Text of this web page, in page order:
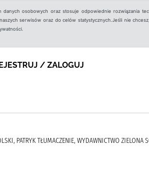
osobowych oraz stosuje odpowiednie rozwiązania
serwisów oraz do celów statystycznych.Jeśli nie
/ ZALOGUJ
PATRYK TŁUMACZENIE, WYDAWNICTWO ZIELONA